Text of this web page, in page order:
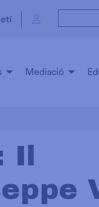
Mediació
Il